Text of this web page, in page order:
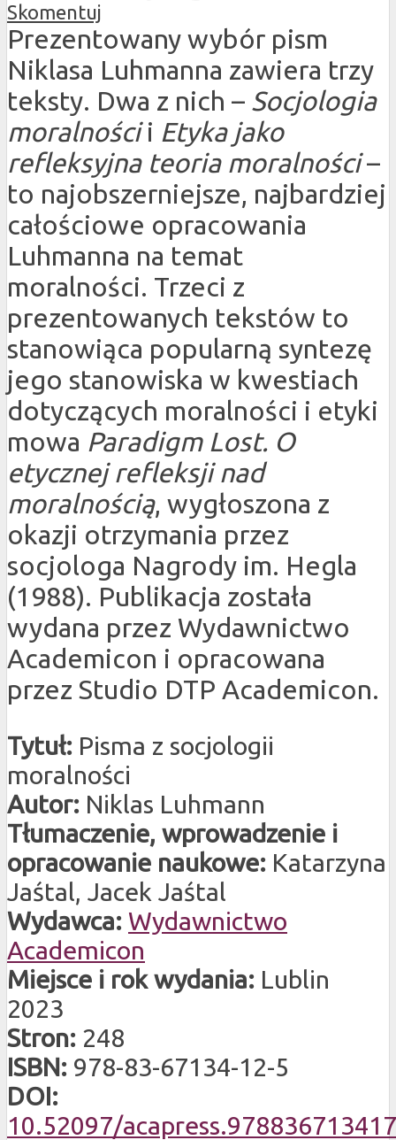
Skomentuj
Prezentowany wybór pism
Niklasa Luhmanna zawiera trzy
teksty. Dwa z nich – Socjologia
moralnościi Etyka jako
refleksyjna teoria moralności–
to najobszerniejsze, najbardziej
całościowe opracowania
Luhmanna na temat
moralności. Trzeci z
prezentowanych tekstów to
stanowiąca popularną syntezę
jego stanowiska w kwestiach
dotyczących moralności i etyki
mowa Paradigm Lost. O
etycznej refleksji nad
moralnością, wygłoszona z
okazji otrzymania przez
socjologa Nagrody im. Hegla
(1988). Publikacja została
wydana przez Wydawnictwo
Academicon i opracowana
przez Studio DTP Academicon.
Tytuł: Pisma z socjologii
moralności
Autor: Niklas Luhmann
Tłumaczenie, wprowadzenie i
opracowanie naukowe: Katarzyna
Jaśtal, Jacek Jaśtal
Wydawca: Wydawnictwo
Academicon
Miejsce i rok wydania: Lublin
2023
Stron: 248
ISBN: 978-83-67134-12-5
DOI:
10.52097/